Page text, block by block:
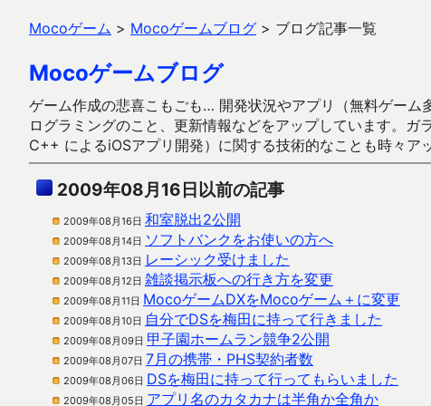
Mocoゲーム > Mocoゲームブログ > ブログ記事一覧
Mocoゲームブログ
ゲーム作成の悲喜こもごも… 開発状況やアプリ（無料ゲー
ログラミングのこと、更新情報などをアップしています。
C++ によるiOSアプリ開発）に関する技術的なことも時々ア
2009年08月16日以前の記事
2009年08月16日 和室脱出2公開
2009年08月14日 ソフトバンクをお使いの方へ
2009年08月13日 レーシック受けました
2009年08月12日 雑談掲示板への行き方を変更
2009年08月11日 MocoゲームDXをMocoゲーム＋に変更
2009年08月10日 自分でDSを梅田に持って行きました
2009年08月09日 甲子園ホームラン競争2公開
2009年08月07日 7月の携帯・PHS契約者数
2009年08月06日 DSを梅田に持って行ってもらいました
2009年08月05日 アプリ名のカタカナは半角か全角か